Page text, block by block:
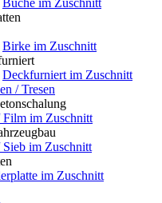
Birke im Zuschnitt
Deckfurniert im Zuschnitt
/ Tresen
Film im Zuschnitt
im Zuschnitt
im Zuschnitt